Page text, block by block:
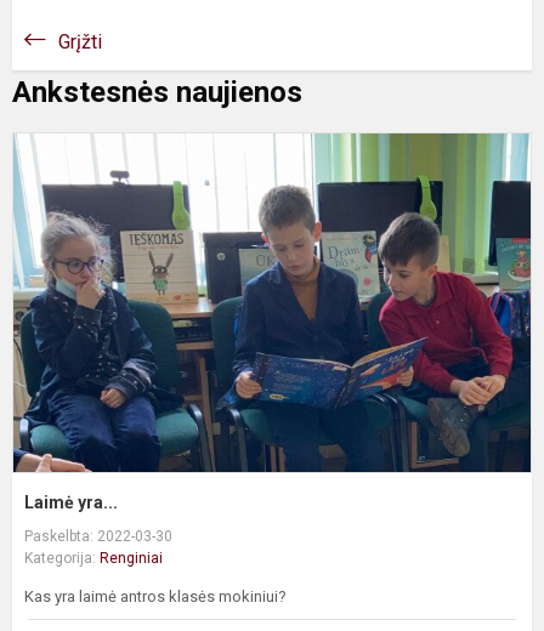
Grįžti
Ankstesnės naujienos
Laimė yra...
Paskelbta: 2022-03-30
Kategorija: Renginiai
Kas yra laimė antros klasės mokiniui?